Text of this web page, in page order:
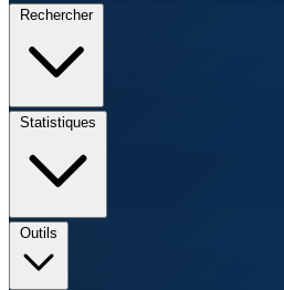
Rechercher
Statistiques
Outils